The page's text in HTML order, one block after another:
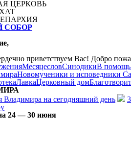
ЦЕРКОВЬ
СОБОР
приветствуем Вас! Добро
МесяцесловСинодикиВ помощь
Новомученики и исповедники
ЛавкаЦерковный дом
Владимира на сегодняшний день
24 — 30 июня